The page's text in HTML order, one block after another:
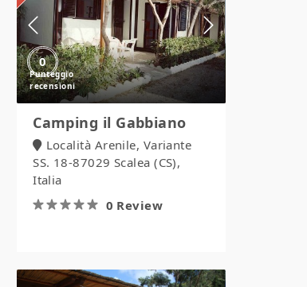
0
Camping il Gabbiano
Località Arenile, Variante
SS. 18-87029 Scalea (CS),
Italia
0 Review
Villaggio